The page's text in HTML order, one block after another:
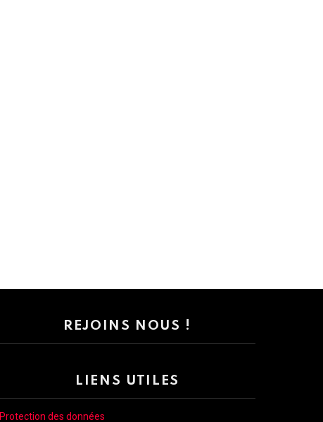
REJOINS NOUS !
LIENS UTILES
Protection des données